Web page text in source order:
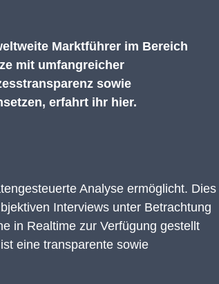
Marktführer im Bereich
mit umfangreicher
sowie
erfahrt ihr hier.
Analyse ermöglicht. Dies
Interviews unter Betrachtung
in Realtime zur Verfügung gestellt
eine transparente sowie